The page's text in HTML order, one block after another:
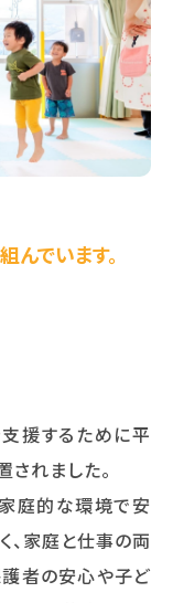
んでいます。
援するために平
れました。
庭的な環境で安
、家庭と仕事の両
者の安心や子ど